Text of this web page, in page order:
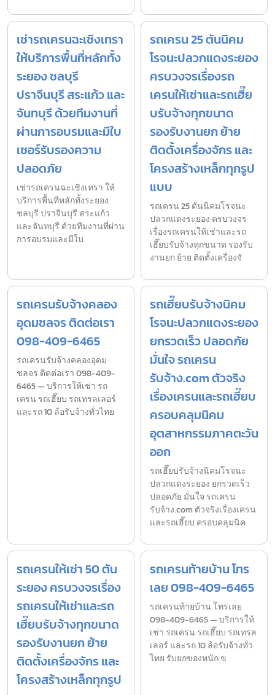
เช่ารถเครนฉะเชิงเทรา
ให้บริการพื้นที่หลักทั้ง
ระยอง ชลบุรี
ปราจีนบุรี สระแก้ว และ
จันทบุรี ด้วยทีมงานที่
ผ่านการอบรมและมีใบ
เซอร์รับรองความ
ปลอดภัย
เช่ารถเครนฉะเชิงเทรา ให้
บริการพื้นที่หลักทั้งระยอง
ชลบุรี ปราจีนบุรี สระแก้ว
และจันทบุรี ด้วยทีมงานที่ผ่าน
การอบรมและมีใบ
รถเครน 25 ตันนิคม
โรจนะปลวกแดงระยอง
ครบวงจรเรื่องรถ
เครนให้เช่าและรถเฮี๊ย
บรับจ้างทุกขนาด
รองรับงานยก ย้าย
ติดตั้งเครื่องจักร และ
โครงสร้างเหล็กทุกรูป
แบบ
รถเครน 25 ตันนิคมโรจนะ
ปลวกแดงระยอง ครบวงจร
เรื่องรถเครนให้เช่าและรถ
เฮี๊ยบรับจ้างทุกขนาด รองรับ
งานยก ย้าย ติดตั้งเครื่องจั
รถเครนรับจ้างคลอง
อุดมชลจร ติดต่อเรา
098-409-6465
รถเครนรับจ้างคลองอุดม
ชลจร ติดต่อเรา 098-409-
6465 — บริการให้เช่า รถ
เครน รถเฮี๊ยบ รถเทรลเลอร์
และรถ 10 ล้อรับจ้างทั่วไทย
รถเฮี๊ยบรับจ้างนิคม
โรจนะปลวกแดงระยอง
ยกรวดเร็ว ปลอดภัย
มั่นใจ รถเครน
รับจ้าง.com ตัวจริง
เรื่องเครนและรถเฮี๊ยบ
ครอบคลุมนิคม
อุตสาหกรรมภาคตะวัน
ออก
รถเฮี๊ยบรับจ้างนิคมโรจนะ
ปลวกแดงระยอง ยกรวดเร็ว
ปลอดภัย มั่นใจ รถเครน
รับจ้าง.com ตัวจริงเรื่องเครน
และรถเฮี๊ยบ ครอบคลุมนิค
รถเครนให้เช่า 50 ตัน
ระยอง ครบวงจรเรื่อง
รถเครนให้เช่าและรถ
เฮี๊ยบรับจ้างทุกขนาด
รองรับงานยก ย้าย
ติดตั้งเครื่องจักร และ
โครงสร้างเหล็กทุกรูป
รถเครนท้ายบ้าน โทร
เลย 098-409-6465
รถเครนท้ายบ้าน โทรเลย
098-409-6465 — บริการให้
เช่า รถเครน รถเฮี๊ยบ รถเทรล
เลอร์ และรถ 10 ล้อรับจ้างทั่ว
ไทย รับยกของหนัก ข